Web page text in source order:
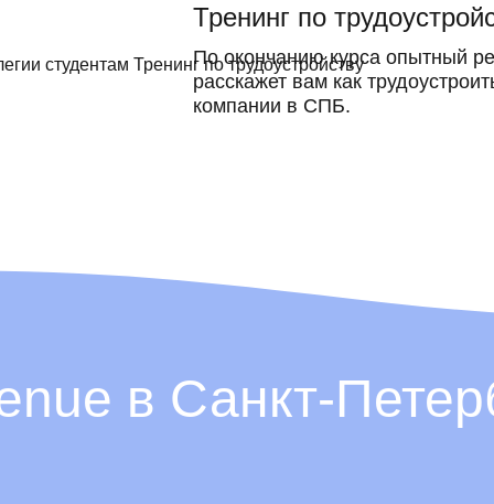
Тренинг по
По окончанию курса опытный
расскажет вам как
компании в СПБ.
в Санкт-